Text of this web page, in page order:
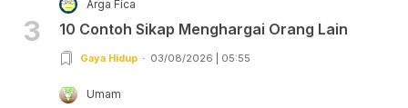
3
Arga Fica
10 Contoh Sikap Menghargai Orang Lain
Gaya Hidup 03/08/2026 | 05:55
Umam